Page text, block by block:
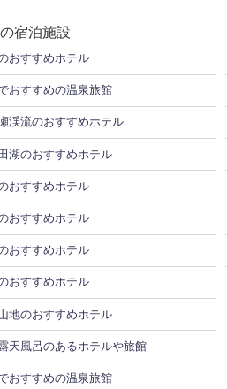
宿泊施設
おすすめホテル
おすすめの温泉旅館
渓流のおすすめホテル
湖のおすすめホテル
おすすめホテル
おすすめホテル
おすすめホテル
おすすめホテル
地のおすすめホテル
天風呂のあるホテルや旅館
おすすめの温泉旅館